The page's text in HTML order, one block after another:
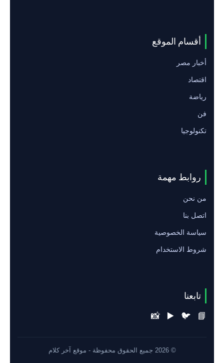
أقسام الموقع
أخبار مصر
اقتصاد
رياضة
فن
تكنولوجيا
روابط مهمة
من نحن
اتصل بنا
سياسة الخصوصية
شروط الاستخدام
تابعنا
📘
🐦
▶️
📸
© 2026 جميع الحقوق محفوظة - موقع آخر كلام